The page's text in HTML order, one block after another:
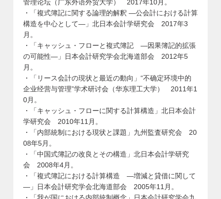
管理论坛（广东外语外贸大学） 2017年10月。
・「複式簿記に関する論理的解釈 ―公会計における計算
構造を中心として―」北日本会計学研究会 2017年3
月。
・「キャッシュ・フローと複式簿記 ―因果簿記的拡張
の可能性―」日本会計研究学会北海道部会 2012年5
月。
・「リース会計の現状と最近の動向」“不确定环境中的
企业经营与管理”学术研讨会（华东理工大学） 2011年1
0月。
・「キャッシュ・フローに関する計算構造」北日本会計
学研究会 2010年11月。
・「内部統制における現状と課題」九州監査研究会 20
08年5月。
・「中国式簿記の改良とその構造」北日本会計学研究
会 2008年4月。
・「複式簿記における計算構造 ―増減と貸借に関して
―」日本会計研究学会北海道部会 2005年11月。